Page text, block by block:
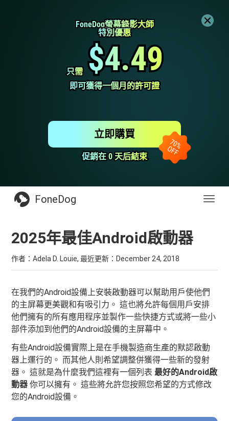
FoneDog螢幕錄影大師
FoneDog螢幕錄影大師
特別優惠
特別優惠
只需
只需 $4.49
$4.49
即可獲得一個月的許可證
即可獲得一個月的許可證
促銷在 0 天后結束
促銷在 0 天后結束
立即購買
FoneDog
2025年最佳Android啟動器
作者：Adela D. Louie, 最近更新： December 24, 2018
在我們的Android設備上安裝啟動器可以幫助用戶使他們
的主屏幕更美觀和有吸引力。 這也將允許每個用戶安排
他們擁有的所有應用程序並製作一些快捷方式或將一些小
部件添加到他們的Android設備的主屏幕中。
有些Android設備實際上是在手機製造商生產的默認啟動
器上運行的。 而其他人則希望調整併獲得一些新的發射
器。 這就是為什麼我們這裡有一個列表最好的Android啟
動器 你可以擁有。 這些將允許您按照您希望的方式修改
您的Android設備。